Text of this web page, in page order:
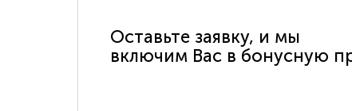
Оставьте заявку, и мы
включим Вас в бонусную